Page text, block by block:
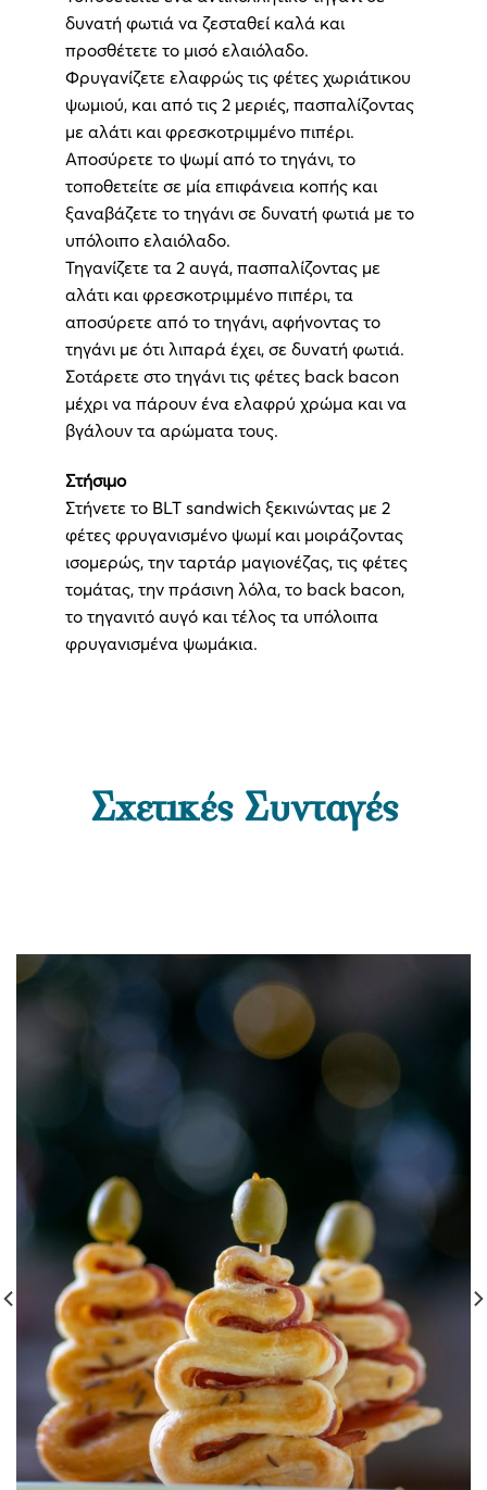
δυνατή φωτιά να ζεσταθεί καλά και
προσθέτετε το μισό ελαιόλαδο.
Φρυγανίζετε ελαφρώς τις φέτες χωριάτικου
ψωμιού, και από τις 2 μεριές, πασπαλίζοντας
με αλάτι και φρεσκοτριμμένο πιπέρι.
Αποσύρετε το ψωμί από το τηγάνι, το
τοποθετείτε σε μία επιφάνεια κοπής και
ξαναβάζετε το τηγάνι σε δυνατή φωτιά με το
υπόλοιπο ελαιόλαδο.
Τηγανίζετε τα 2 αυγά, πασπαλίζοντας με
αλάτι και φρεσκοτριμμένο πιπέρι, τα
αποσύρετε από το τηγάνι, αφήνοντας το
τηγάνι με ότι λιπαρά έχει, σε δυνατή φωτιά.
Σοτάρετε στο τηγάνι τις φέτες back bacon
μέχρι να πάρουν ένα ελαφρύ χρώμα και να
βγάλουν τα αρώματα τους.
Στήσιμο
Στήνετε το BLT sandwich ξεκινώντας με 2
φέτες φρυγανισμένο ψωμί και μοιράζοντας
ισομερώς, την ταρτάρ μαγιονέζας, τις φέτες
τομάτας, την πράσινη λόλα, το back bacon,
το τηγανιτό αυγό και τέλος τα υπόλοιπα
φρυγανισμένα ψωμάκια.
Σχετικές Συνταγές